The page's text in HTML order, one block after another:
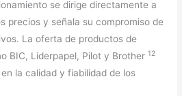
se dirige directamente a
precios y señala su compromiso de
La oferta de productos de
BIC, Liderpapel, Pilot y Brother12
la calidad y fiabilidad de los